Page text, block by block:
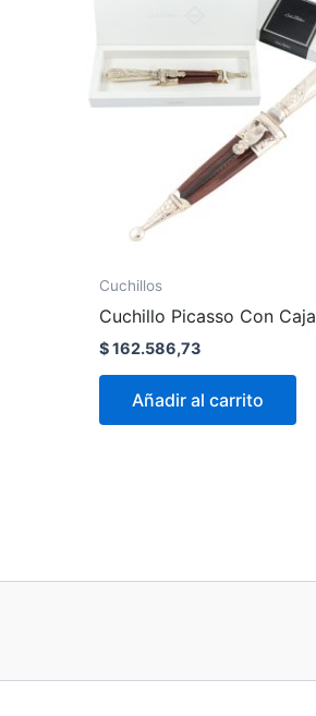
Cuchillos
Cuchillo Picasso Con Caja
$162.586,73
Añadir al carrito